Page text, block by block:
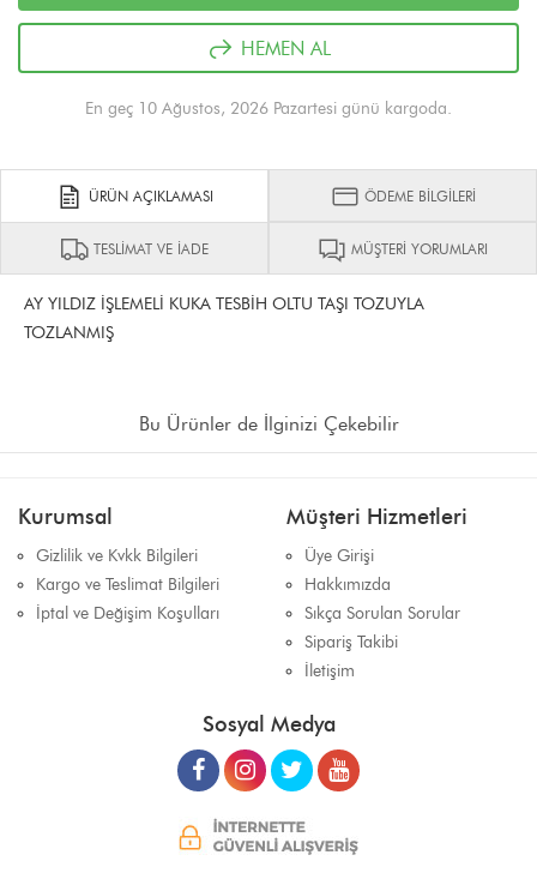
HEMEN AL
En geç 10 Ağustos, 2026 Pazartesi günü kargoda.
ÜRÜN AÇIKLAMASI ÖDEME BİLGİLERİ
TESLİMAT VE İADE MÜŞTERİ YORUMLARI
AY YILDIZ İŞLEMELİ KUKA TESBİH OLTU TAŞI TOZUYLA
TOZLANMIŞ
Bu Ürünler de İlginizi Çekebilir
Kurumsal
Gizlilik ve Kvkk Bilgileri
Kargo ve Teslimat Bilgileri
İptal ve Değişim Koşulları
Müşteri Hizmetleri
Üye Girişi
Hakkımızda
Sıkça Sorulan Sorular
Sipariş Takibi
İletişim
Sosyal Medya